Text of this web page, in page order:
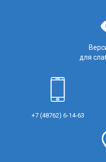
для
+7 (48762) 6-14-63